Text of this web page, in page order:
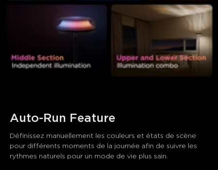
Auto-Run Feature
Définissez manuellement les couleurs et états de scène
pour différents moments de la journée afin de suivre les
rythmes naturels pour un mode de vie plus sain.